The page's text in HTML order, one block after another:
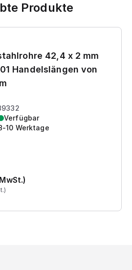
Produkte
42,4 x 2 mm
Handelslängen von
Verfügbar
10 Werktage